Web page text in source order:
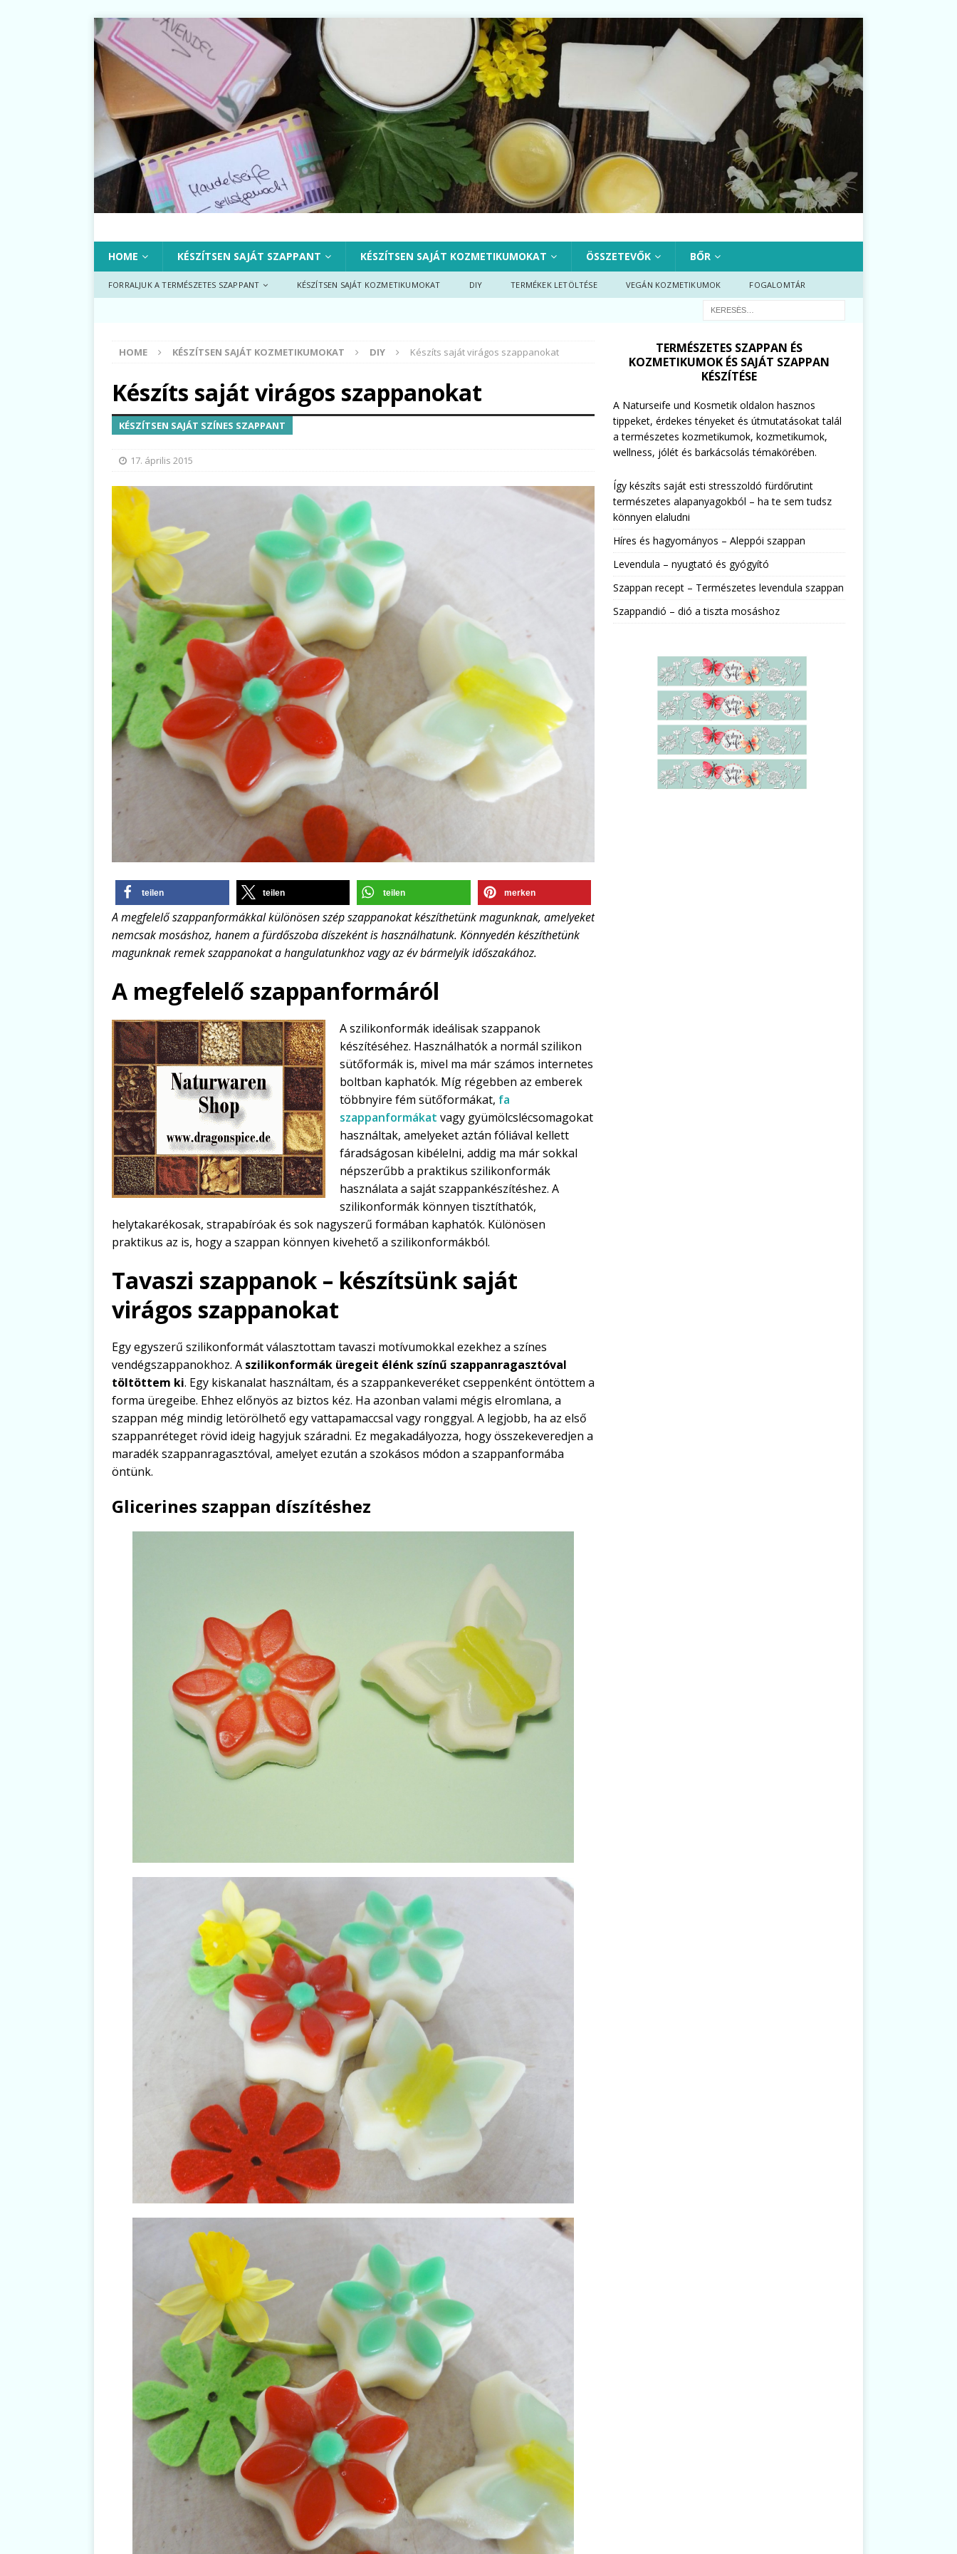
HOME KÉSZÍTSEN SAJÁT SZAPPANT KÉSZÍTSEN SAJÁT KOZMETIKUMOKAT ÖSSZETEVŐK BŐR
FORRALJUK A TERMÉSZETES SZAPPANT KÉSZÍTSEN SAJÁT KOZMETIKUMOKAT DIY TERMÉKEK LETÖLTÉSE VEGÁN KOZMETIKUMOK FOGALOMTÁR
HOME KÉSZÍTSEN SAJÁT KOZMETIKUMOKAT DIY Készíts saját virágos szappanokat
Készíts saját virágos szappanokat
KÉSZÍTSEN SAJÁT SZÍNES SZAPPANT
17. április 2015
teilen teilen teilen merken
A megfelelő szappanformákkal különösen szép szappanokat készíthetünk magunknak, amelyeket
nemcsak mosáshoz, hanem a fürdőszoba díszeként is használhatunk. Könnyedén készíthetünk
magunknak remek szappanokat a hangulatunkhoz vagy az év bármelyik időszakához.
A megfelelő szappanformáról
A szilikonformák ideálisak szappanok
készítéséhez. Használhatók a normál szilikon
sütőformák is, mivel ma már számos internetes
boltban kaphatók. Míg régebben az emberek
többnyire fém sütőformákat, fa
szappanformákat vagy gyümölcslécsomagokat
használtak, amelyeket aztán fóliával kellett
fáradságosan kibélelni, addig ma már sokkal
népszerűbb a praktikus szilikonformák
használata a saját szappankészítéshez. A
szilikonformák könnyen tisztíthatók,
helytakarékosak, strapabíróak és sok nagyszerű formában kaphatók. Különösen
praktikus az is, hogy a szappan könnyen kivehető a szilikonformákból.
Tavaszi szappanok – készítsünk saját
virágos szappanokat
Egy egyszerű szilikonformát választottam tavaszi motívumokkal ezekhez a színes
vendégszappanokhoz. A szilikonformák üregeit élénk színű szappanragasztóval
töltöttem ki. Egy kiskanalat használtam, és a szappankeveréket cseppenként öntöttem a
forma üregeibe. Ehhez előnyös az biztos kéz. Ha azonban valami mégis elromlana, a
szappan még mindig letörölhető egy vattapamaccsal vagy ronggyal. A legjobb, ha az első
szappanréteget rövid ideig hagyjuk száradni. Ez megakadályozza, hogy összekeveredjen a
maradék szappanragasztóval, amelyet ezután a szokásos módon a szappanformába
öntünk.
Glicerines szappan díszítéshez
TERMÉSZETES SZAPPAN ÉS
KOZMETIKUMOK ÉS SAJÁT SZAPPAN
KÉSZÍTÉSE
A Naturseife und Kosmetik oldalon hasznos
tippeket, érdekes tényeket és útmutatásokat talál
a természetes kozmetikumok, kozmetikumok,
wellness, jólét és barkácsolás témakörében.
Így készíts saját esti stresszoldó fürdőrutint
természetes alapanyagokból – ha te sem tudsz
könnyen elaludni
Híres és hagyományos – Aleppói szappan
Levendula – nyugtató és gyógyító
Szappan recept – Természetes levendula szappan
Szappandió – dió a tiszta mosáshoz